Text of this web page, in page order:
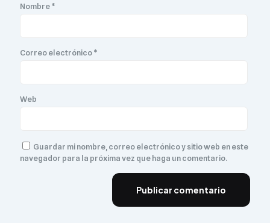
Nombre*
Correo electrónico*
Web
Guardar mi nombre, correo electrónico y sitio web en este
navegador para la próxima vez que haga un comentario.